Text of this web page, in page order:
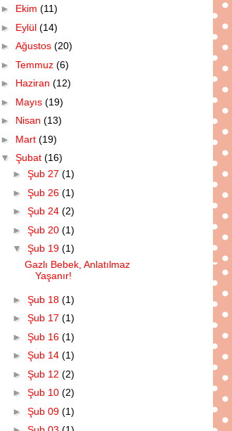
► Ekim (11)
► Eylül (14)
► Ağustos (20)
► Temmuz (6)
► Haziran (12)
► Mayıs (19)
► Nisan (13)
► Mart (19)
▼ Şubat (16)
► Şub 27 (1)
► Şub 26 (1)
► Şub 24 (2)
► Şub 20 (1)
▼ Şub 19 (1)
Gazlı Bebek, Anlatılmaz
Yaşanır!
► Şub 18 (1)
► Şub 17 (1)
► Şub 16 (1)
► Şub 14 (1)
► Şub 12 (2)
► Şub 10 (2)
► Şub 09 (1)